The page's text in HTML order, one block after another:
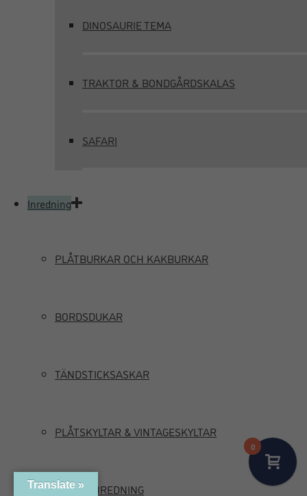
DINOSAURIE TEMA
TRAKTOR & BONDGÅRDSKALAS
SAFARI
Inredning
PLÅTBURKAR OCH KAKBURKAR
BORDSDUKAR
TÄNDSTICKSASKAR
PLÅTSKYLTAR & VINTAGESKYLTAR
MARIN INREDNING
0
Translate »